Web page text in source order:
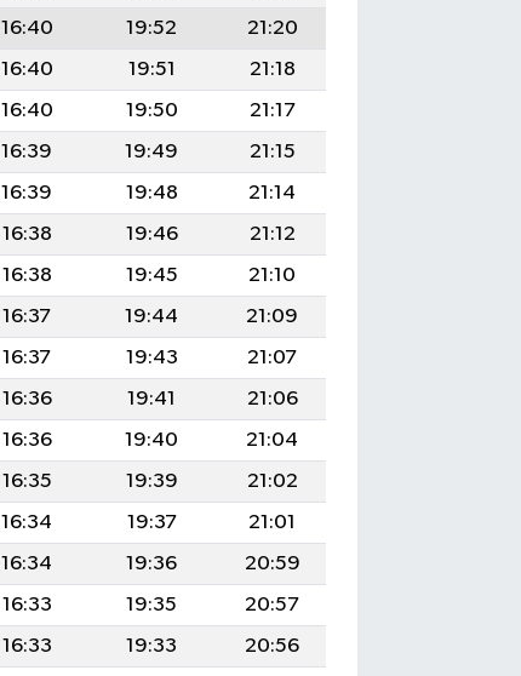
16:40 19:52
21:20
16:40 19:51
21:18
16:40 19:50
21:17
16:39 19:49
21:15
16:39 19:48
21:14
16:38 19:46
21:12
16:38 19:45
21:10
16:37 19:44
21:09
16:37 19:43
21:07
16:36 19:41
21:06
16:36 19:40
21:04
16:35 19:39
21:02
16:34 19:37
21:01
16:34 19:36
20:59
16:33 19:35
20:57
16:33 19:33
20:56